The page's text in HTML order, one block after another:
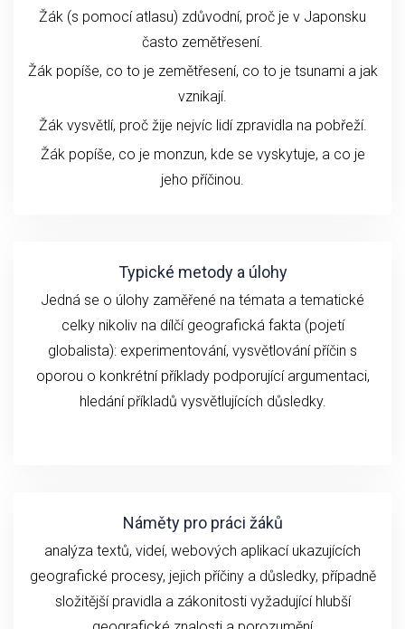
Žák (s pomocí atlasu) zdůvodní, proč je v Japonsku
často zemětřesení.
Žák popíše, co to je zemětřesení, co to je tsunami a jak
vznikají.
Žák vysvětlí, proč žije nejvíc lidí zpravidla na pobřeží.
Žák popíše, co je monzun, kde se vyskytuje, a co je
jeho příčinou.
Typické metody a úlohy
Jedná se o úlohy zaměřené na témata a tematické
celky nikolivna dílčí geografická fakta (pojetí
globalista): experimentování, vysvětlování příčin s
oporou o konkrétní příklady podporující argumentaci,
hledání příkladů vysvětlujících důsledky.
Náměty pro práci žáků
analýza textů, videí, webových aplikací ukazujících
geografické procesy, jejich příčiny a důsledky, případně
složitější pravidla a zákonitosti vyžadující hlubší